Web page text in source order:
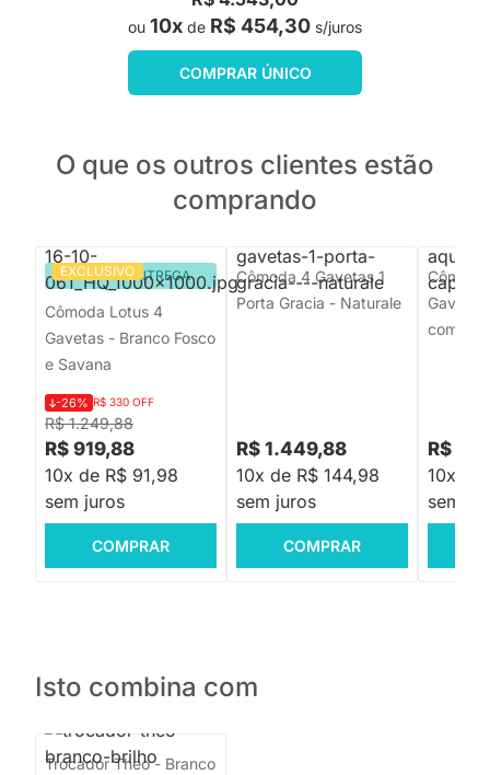
ou 10x de R$ 454,30 s/juros
COMPRAR ÚNICO
O que os outros clientes estão
comprando
EXCLUSIVO
PRONTA ENTREGA
Cômoda Lotus 4
Gavetas - Branco Fosco
e Savana
R$ 1.249,88
-26% R$ 330 OFF
R$ 919,88
10x de R$ 91,98
sem juros
COMPRAR
Cômoda 4 Gavetas 1
Porta Gracia - Naturale
R$ 1.449,88
10x de R$ 144,98
sem juros
COMPRAR
com
R$
10x de
sem
Isto combina com
Trocador Theo - Branco